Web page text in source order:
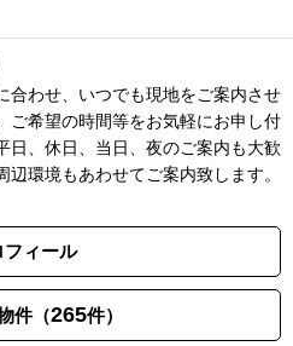
合わせ、いつでも現地をご案内させ
ご希望の時間等をお気軽にお申し付
日、休日、当日、夜のご案内も大歓
辺環境もあわせてご案内致します。
フィール
件（265件）